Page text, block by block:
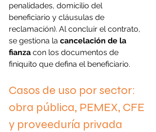
penalidades, domicilio del
beneficiario y cláusulas de
reclamación). Al concluir el contrato,
se gestiona la cancelación de la
fianza con los documentos de
finiquito que defina el beneficiario.
Casos de uso por sector:
obra pública, PEMEX, CFE
y proveeduría privada